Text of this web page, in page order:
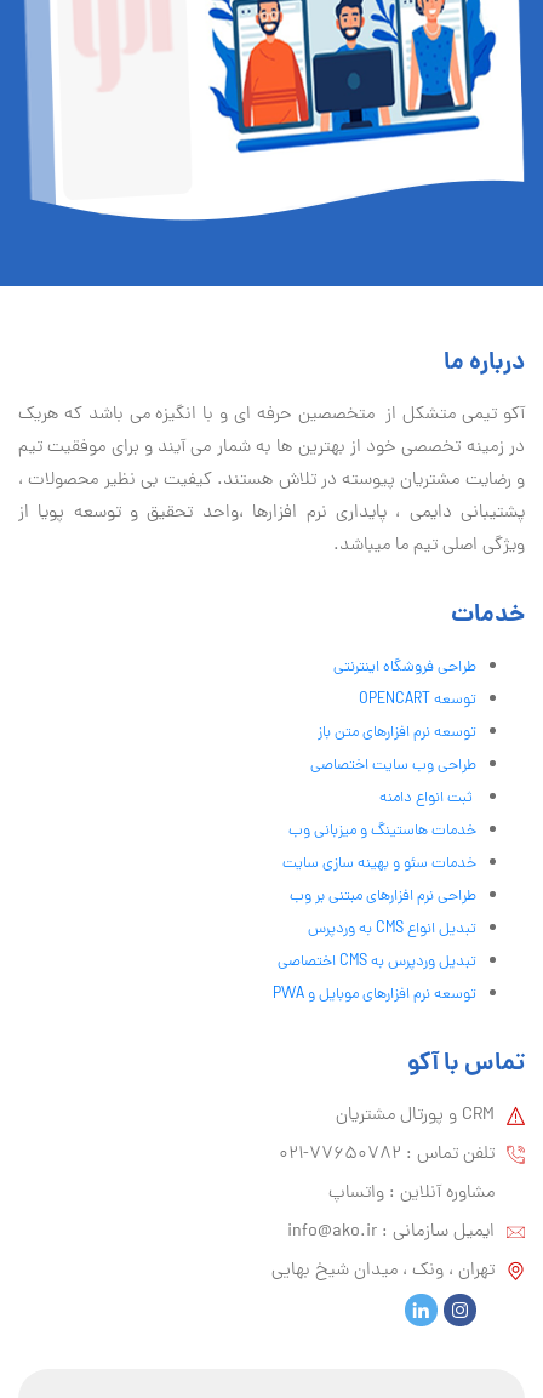
درباره ما
آكو تيمی متشکل از متخصصین حرفه ای و با انگیزه می باشد که هریک
در زمینه تخصصی خود از بهترین ها به شمار می آیند و برای موفقیت تيم
و رضایت مشتریان پیوسته در تلاش هستند. کیفیت بی نظير محصولات ،
پشتیبانی دايمی ، پایداری نرم افزارها ،واحد تحقیق و توسعه پویا از
ویژگی اصلی تیم ما میباشد.
خدمات
طراحی فروشگاه اینترنتی
توسعه OPENCART
توسعه نرم افزارهای متن باز
طراحی وب سایت اختصاصی
ثبت انواع دامنه
خدمات هاستینگ و میزبانی وب
خدمات سئو و بهینه سازی سایت
طراحی نرم افزارهای مبتنی بر وب
تبدیل انواع CMS به وردپرس
تبدیل وردپرس به CMS اختصاصی
توسعه نرم افزارهای موبایل و PWA
تماس با آکو
CRM و پورتال مشتریان
تلفن تماس :‌ 77650782-021
مشاوره آنلاین : واتساپ
ایمیل سازمانی :‌ info@ako.ir
تهران ، ونک ، میدان شیخ بهایی